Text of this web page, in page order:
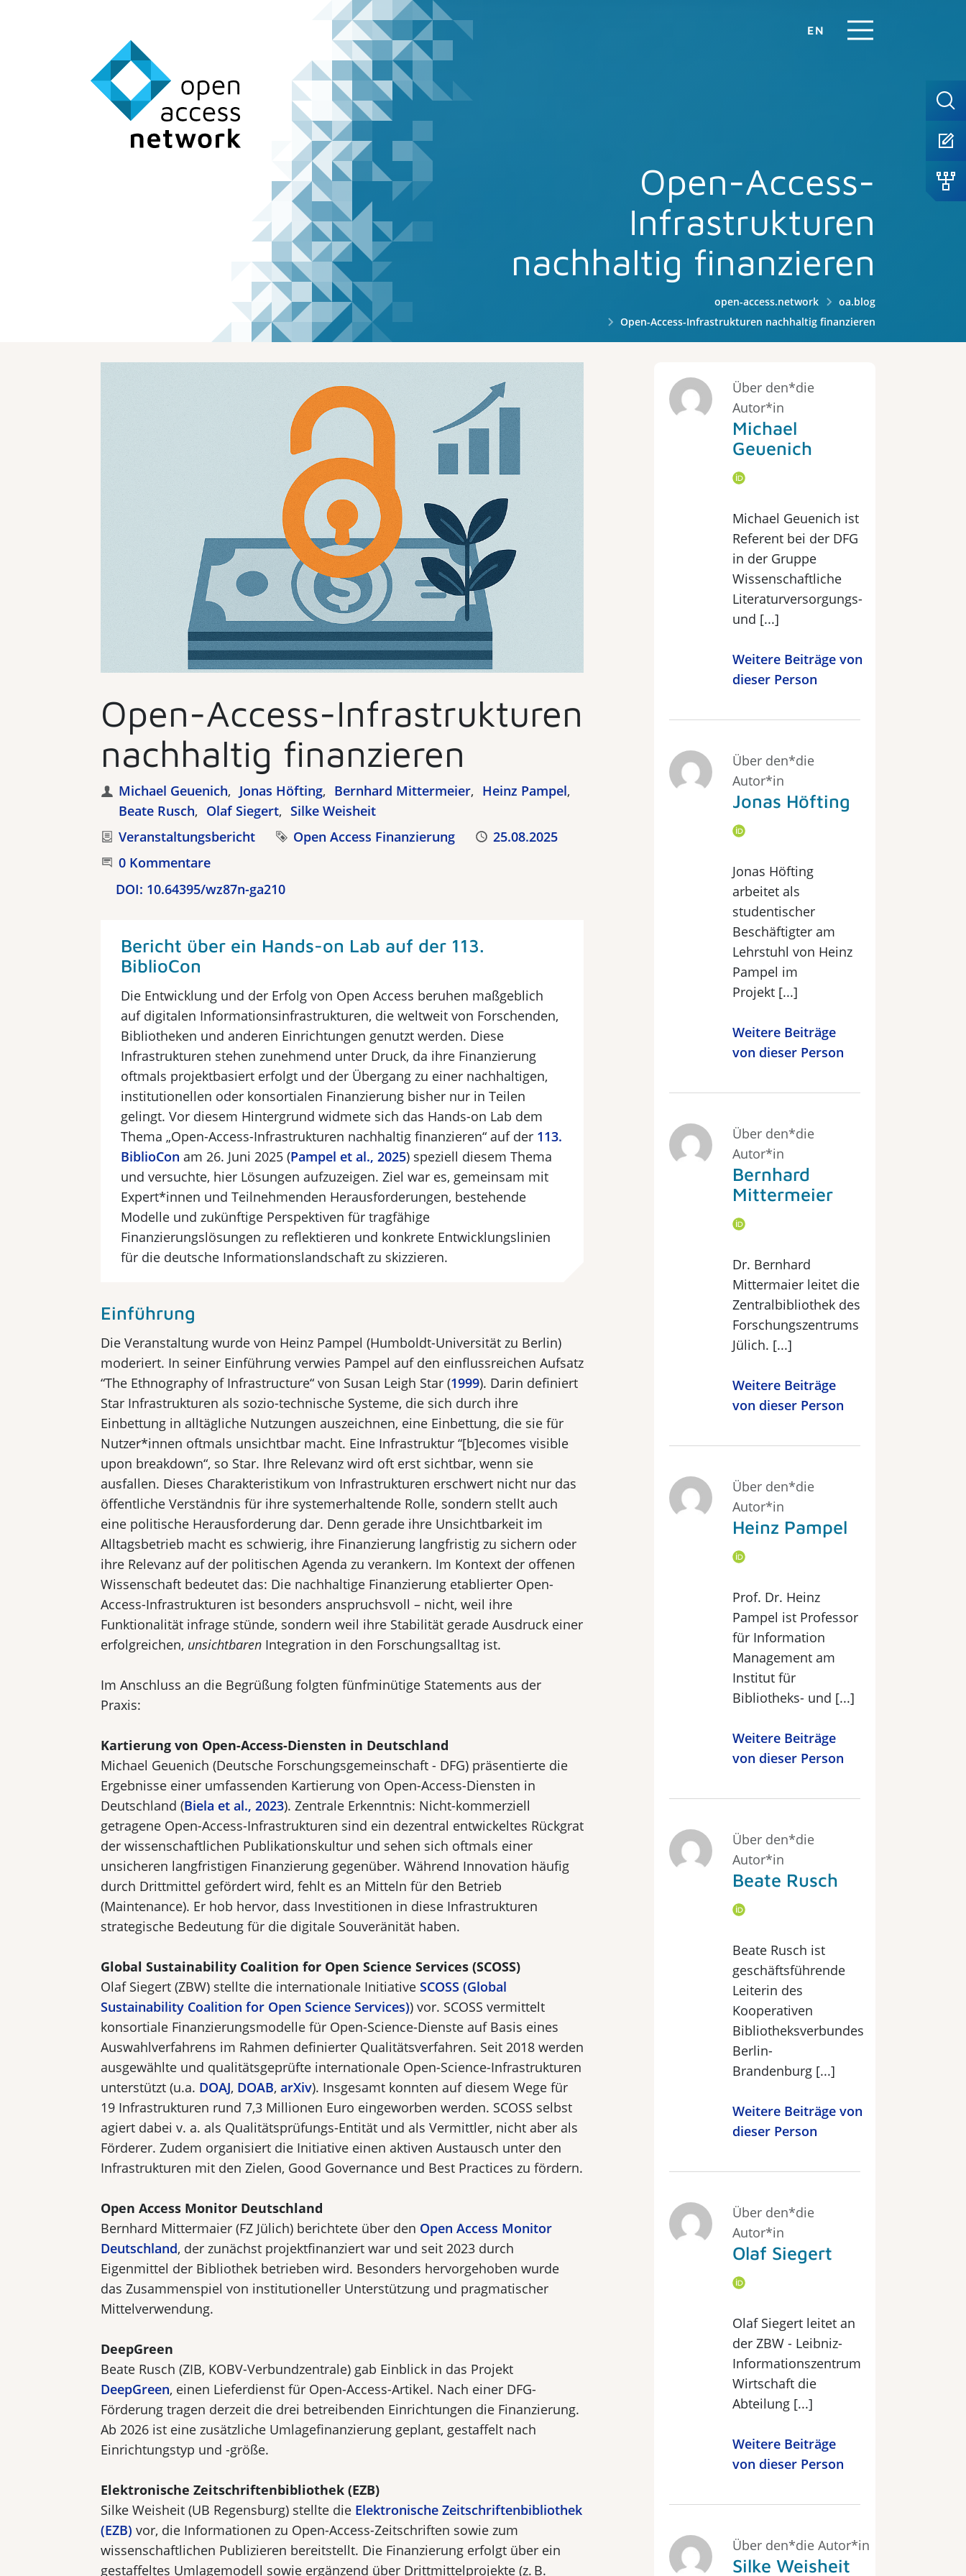
EN
Open-Access-
Infrastrukturen
nachhaltig finanzieren
open-access.network
oa.blog
Open-Access-Infrastrukturen nachhaltig finanzieren
Open-Access-Infrastrukturen
nachhaltig finanzieren
Autoren
Michael Geuenich Jonas Höfting Bernhard Mittermeier
Heinz Pampel
Beate Rusch
Olaf Siegert
Silke Weisheit
Kategorie
Veranstaltungsbericht Tag
Open Access Finanzierung Veröffentlicht
25.08.2025
Beginnen Sie die Unterhaltung
0 Kommentare
DOI: 10.64395/wz87n-ga210
Bericht über ein Hands-on Lab auf der 113.
BiblioCon
Die Entwicklung und der Erfolg von Open Access beruhen maßgeblich
auf digitalen Informationsinfrastrukturen, die weltweit von Forschenden,
Bibliotheken und anderen Einrichtungen genutzt werden. Diese
Infrastrukturen stehen zunehmend unter Druck, da ihre Finanzierung
oftmals projektbasiert erfolgt und der Übergang zu einer nachhaltigen,
institutionellen oder konsortialen Finanzierung bisher nur in Teilen
gelingt. Vor diesem Hintergrund widmete sich das Hands-on Lab dem
Thema „Open-Access-Infrastrukturen nachhaltig finanzieren“ auf der 113.
BiblioCon am 26. Juni 2025 (Pampel et al., 2025) speziell diesem Thema
und versuchte, hier Lösungen aufzuzeigen. Ziel war es, gemeinsam mit
Expert*innen und Teilnehmenden Herausforderungen, bestehende
Modelle und zukünftige Perspektiven für tragfähige
Finanzierungslösungen zu reflektieren und konkrete Entwicklungslinien
für die deutsche Informationslandschaft zu skizzieren.
Einführung
Die Veranstaltung wurde von Heinz Pampel (Humboldt-Universität zu Berlin)
moderiert. In seiner Einführung verwies Pampel auf den einflussreichen Aufsatz
“The Ethnography of Infrastructure“ von Susan Leigh Star (1999). Darin definiert
Star Infrastrukturen als sozio-technische Systeme, die sich durch ihre
Einbettung in alltägliche Nutzungen auszeichnen, eine Einbettung, die sie für
Nutzer*innen oftmals unsichtbar macht. Eine Infrastruktur “[b]ecomes visible
upon breakdown“, so Star. Ihre Relevanz wird oft erst sichtbar, wenn sie
ausfallen. Dieses Charakteristikum von Infrastrukturen erschwert nicht nur das
öffentliche Verständnis für ihre systemerhaltende Rolle, sondern stellt auch
eine politische Herausforderung dar. Denn gerade ihre Unsichtbarkeit im
Alltagsbetrieb macht es schwierig, ihre Finanzierung langfristig zu sichern oder
ihre Relevanz auf der politischen Agenda zu verankern. Im Kontext der offenen
Wissenschaft bedeutet das: Die nachhaltige Finanzierung etablierter Open-
Access-Infrastrukturen ist besonders anspruchsvoll – nicht, weil ihre
Funktionalität infrage stünde, sondern weil ihre Stabilität gerade Ausdruck einer
erfolgreichen, unsichtbaren Integration in den Forschungsalltag ist.
Im Anschluss an die Begrüßung folgten fünfminütige Statements aus der
Praxis:
Kartierung von Open-Access-Diensten in Deutschland
Michael Geuenich (Deutsche Forschungsgemeinschaft - DFG) präsentierte die
Ergebnisse einer umfassenden Kartierung von Open-Access-Diensten in
Deutschland (Biela et al., 2023). Zentrale Erkenntnis: Nicht-kommerziell
getragene Open-Access-Infrastrukturen sind ein dezentral entwickeltes Rückgrat
der wissenschaftlichen Publikationskultur und sehen sich oftmals einer
unsicheren langfristigen Finanzierung gegenüber. Während Innovation häufig
durch Drittmittel gefördert wird, fehlt es an Mitteln für den Betrieb
(Maintenance). Er hob hervor, dass Investitionen in diese Infrastrukturen
strategische Bedeutung für die digitale Souveränität haben.
Global Sustainability Coalition for Open Science Services (SCOSS)
Olaf Siegert (ZBW) stellte die internationale Initiative SCOSS (Global
Sustainability Coalition for Open Science Services)) vor. SCOSS vermittelt
konsortiale Finanzierungsmodelle für Open-Science-Dienste auf Basis eines
Auswahlverfahrens im Rahmen definierter Qualitätsverfahren. Seit 2018 werden
ausgewählte und qualitätsgeprüfte internationale Open-Science-Infrastrukturen
unterstützt (u.a. DOAJ, DOAB, arXiv). Insgesamt konnten auf diesem Wege für
19 Infrastrukturen rund 7,3 Millionen Euro eingeworben werden. SCOSS selbst
agiert dabei v. a. als Qualitätsprüfungs-Entität und als Vermittler, nicht aber als
Förderer. Zudem organisiert die Initiative einen aktiven Austausch unter den
Infrastrukturen mit den Zielen, Good Governance und Best Practices zu fördern.
Open Access Monitor Deutschland
Bernhard Mittermaier (FZ Jülich) berichtete über den Open Access Monitor
Deutschland, der zunächst projektfinanziert war und seit 2023 durch
Eigenmittel der Bibliothek betrieben wird. Besonders hervorgehoben wurde
das Zusammenspiel von institutioneller Unterstützung und pragmatischer
Mittelverwendung.
DeepGreen
Beate Rusch (ZIB, KOBV-Verbundzentrale) gab Einblick in das Projekt
DeepGreen, einen Lieferdienst für Open-Access-Artikel. Nach einer DFG-
Förderung tragen derzeit die drei betreibenden Einrichtungen die Finanzierung.
Ab 2026 ist eine zusätzliche Umlagefinanzierung geplant, gestaffelt nach
Einrichtungstyp und -größe.
Elektronische Zeitschriftenbibliothek (EZB)
Silke Weisheit (UB Regensburg) stellte die Elektronische Zeitschriftenbibliothek
(EZB) vor, die Informationen zu Open-Access-Zeitschriften sowie zum
wissenschaftlichen Publizieren bereitstellt. Die Finanzierung erfolgt über ein
gestaffeltes Umlagemodell sowie ergänzend über Drittmittelprojekte (z. B.
Über den*die
Autor*in
Michael
Geuenich
Michael Geuenich ist
Referent bei der DFG
in der Gruppe
Wissenschaftliche
Literaturversorgungs-
und [...]
Weitere Beiträge von
dieser Person
Über den*die
Autor*in
Jonas Höfting
Jonas Höfting
arbeitet als
studentischer
Beschäftigter am
Lehrstuhl von Heinz
Pampel im
Projekt [...]
Weitere Beiträge
von dieser Person
Über den*die
Autor*in
Bernhard
Mittermeier
Dr. Bernhard
Mittermaier leitet die
Zentralbibliothek des
Forschungszentrums
Jülich. [...]
Weitere Beiträge
von dieser Person
Über den*die
Autor*in
Heinz Pampel
Prof. Dr. Heinz
Pampel ist Professor
für Information
Management am
Institut für
Bibliotheks- und [...]
Weitere Beiträge
von dieser Person
Über den*die
Autor*in
Beate Rusch
Beate Rusch ist
geschäftsführende
Leiterin des
Kooperativen
Bibliotheksverbundes
Berlin-
Brandenburg [...]
Weitere Beiträge von
dieser Person
Über den*die
Autor*in
Olaf Siegert
Olaf Siegert leitet an
der ZBW - Leibniz-
Informationszentrum
Wirtschaft die
Abteilung [...]
Weitere Beiträge
von dieser Person
Über den*die Autor*in
Silke Weisheit